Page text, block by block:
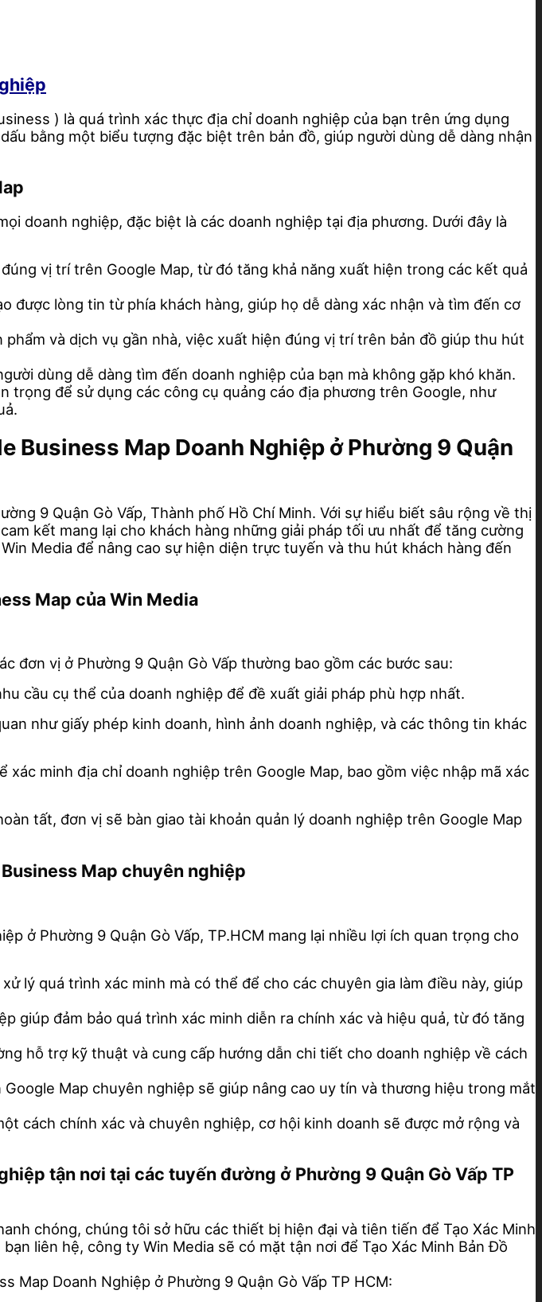
) là quá trình xác thực địa chỉ doanh nghiệp của bạn trên ứng dụng
bằng một biểu tượng đặc biệt trên bản đồ, giúp người dùng dễ dàng nhận
doanh nghiệp, đặc biệt là các doanh nghiệp tại địa phương. Dưới đây là
vị trí trên Google Map, từ đó tăng khả năng xuất hiện trong các kết quả
được lòng tin từ phía khách hàng, giúp họ dễ dàng xác nhận và tìm đến cơ
và dịch vụ gần nhà, việc xuất hiện đúng vị trí trên bản đồ giúp thu hút
dùng dễ dàng tìm đến doanh nghiệp của bạn mà không gặp khó khăn.
trọng để sử dụng các công cụ quảng cáo địa phương trên Google, như
Business Map Doanh Nghiệp ở Phường 9 Quận
9 Quận Gò Vấp, Thành phố Hồ Chí Minh. Với sự hiểu biết sâu rộng về thị
kết mang lại cho khách hàng những giải pháp tối ưu nhất để tăng cường
Media để nâng cao sự hiện diện trực tuyến và thu hút khách hàng đến
Map của Win Media
đơn vị ở Phường 9 Quận Gò Vấp thường bao gồm các bước sau:
cầu cụ thể của doanh nghiệp để đề xuất giải pháp phù hợp nhất.
như giấy phép kinh doanh, hình ảnh doanh nghiệp, và các thông tin khác
minh địa chỉ doanh nghiệp trên Google Map, bao gồm việc nhập mã xác
tất, đơn vị sẽ bàn giao tài khoản quản lý doanh nghiệp trên Google Map
Map chuyên nghiệp
ở Phường 9 Quận Gò Vấp, TP.HCM mang lại nhiều lợi ích quan trọng cho
lý quá trình xác minh mà có thể để cho các chuyên gia làm điều này, giúp
giúp đảm bảo quá trình xác minh diễn ra chính xác và hiệu quả, từ đó tăng
hỗ trợ kỹ thuật và cung cấp hướng dẫn chi tiết cho doanh nghiệp về cách
Map chuyên nghiệp sẽ giúp nâng cao uy tín và thương hiệu trong mắt
cách chính xác và chuyên nghiệp, cơ hội kinh doanh sẽ được mở rộng và
tận nơi tại các tuyến đường ở Phường 9 Quận Gò Vấp TP
chóng, chúng tôi sở hữu các thiết bị hiện đại và tiên tiến để Tạo Xác Minh
liên hệ, công ty Win Media sẽ có mặt tận nơi để Tạo Xác Minh Bản Đồ
Map Doanh Nghiệp ở Phường 9 Quận Gò Vấp TP HCM: